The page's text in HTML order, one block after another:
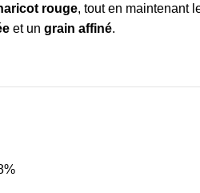
rouge, tout en maintenant
et un grain affiné.